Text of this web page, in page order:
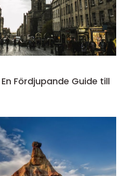
Fördjupande Guide till